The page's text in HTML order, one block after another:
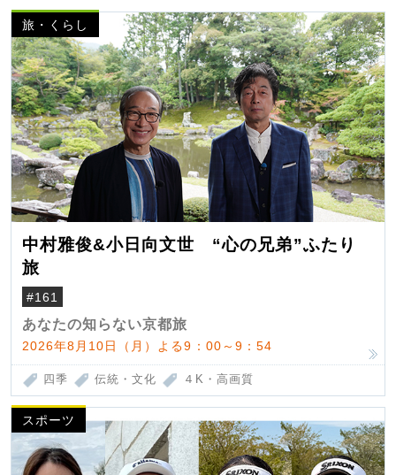
旅・くらし
中村雅俊&小日向文世 “心の兄弟”ふたり
旅
#161
あなたの知らない京都旅
2026年8月10日（月）よる9：00～9：54
四季 伝統・文化 ４K・高画質
スポーツ